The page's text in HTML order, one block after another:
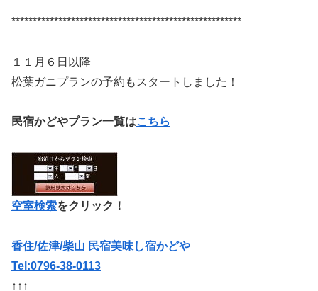
******************************************************
１１月６日以降
松葉ガニプランの予約もスタートしました！
民宿かどやプラン一覧はこちら
空室検索をクリック！
香住/佐津/柴山 民宿美味し宿かどや
Tel:0796-38-0113
↑↑↑